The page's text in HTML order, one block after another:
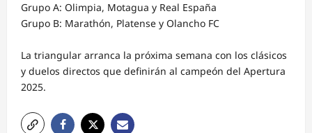
Grupo A: Olimpia, Motagua y Real España
Grupo B: Marathón, Platense y Olancho FC
La triangular arranca la próxima semana con los clásicos
y duelos directos que definirán al campeón del Apertura
2025.